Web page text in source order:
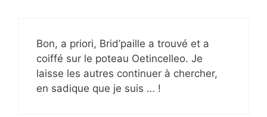
Bon, a priori, Brid’paille a trouvé et a
coiffé sur le poteau Oetincelleo. Je
laisse les autres continuer à chercher,
en sadique que je suis … !